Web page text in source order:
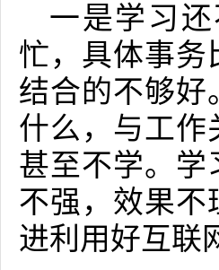
一是学习
忙，具体事务
结合的不够好
什么，与工作
甚至不学。学
不强，效果不
进利用好互联